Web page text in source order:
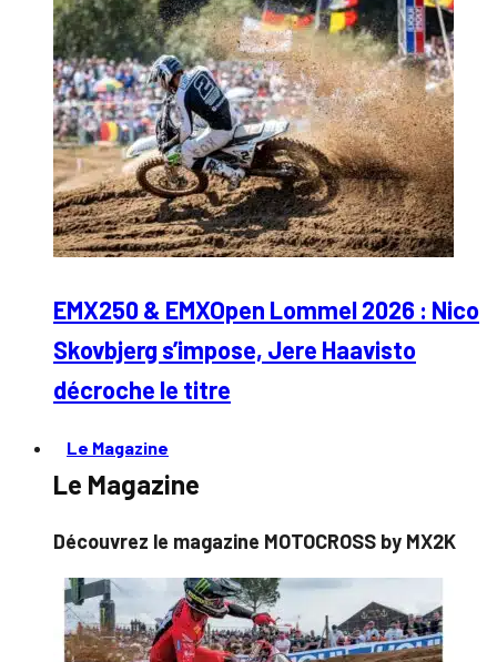
EMX250 & EMXOpen Lommel 2026 : Nico
Skovbjerg s’impose, Jere Haavisto
décroche le titre
Le Magazine
Le Magazine
Découvrez le magazine MOTOCROSS by MX2K